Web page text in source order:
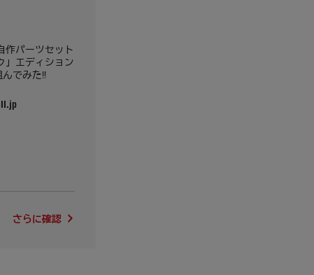
作パーツセット
」エディション
でみた!!
さらに確認